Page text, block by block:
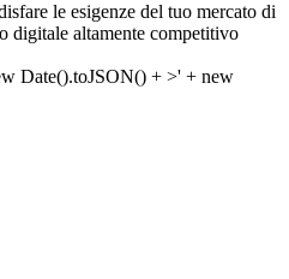
le esigenze del tuo mercato di
digitale altamente competitivo